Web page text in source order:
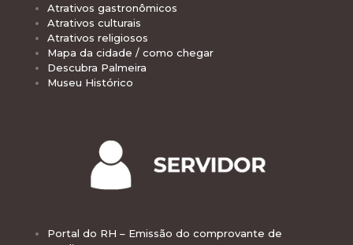
Atrativos gastronômicos
Atrativos culturais
Atrativos religiosos
Mapa da cidade / como chegar
Descubra Palmeira
Museu Histórico
Portal do RH – Emissão do comprovante de